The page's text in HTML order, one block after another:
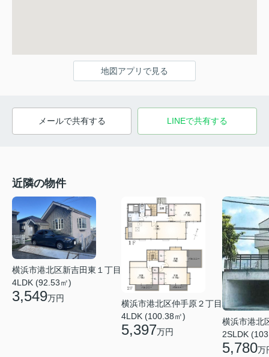
地図アプリで見る
メールで共有する LINEで共有する
近隣の物件
横浜市港北区新吉田東１丁目
4LDK (92.53㎡)
3,549万円
横浜市港北区仲手原２丁目
4LDK (100.38㎡)
5,397万円
横浜市港北
2SLDK
5,780万